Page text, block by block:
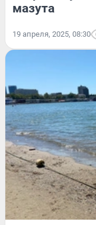
мазута
19 апреля, 2025, 08:30